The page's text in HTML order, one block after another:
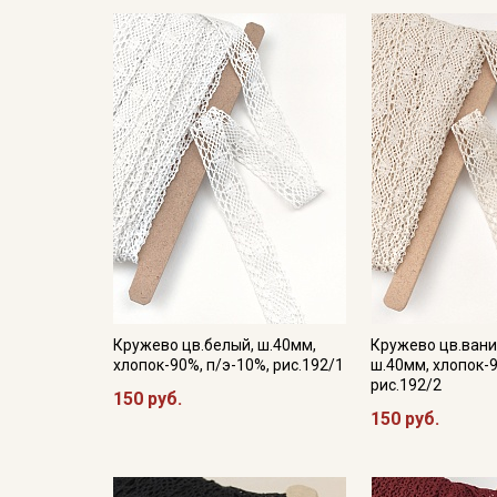
Кружево цв.белый, ш.40мм,
хлопок-90%, п/э-10%, рис.192/1
150 руб.
Кружево
ш.40мм, хлопок-
рис.192/2
150 руб.